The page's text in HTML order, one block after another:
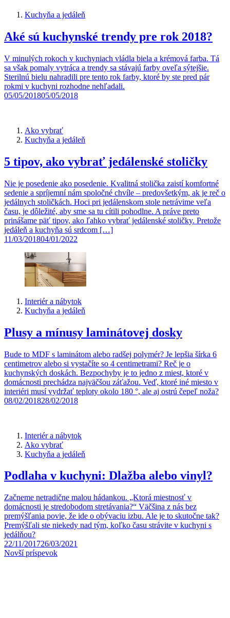
Kuchyňa a jedáleň
Aké sú kuchynské trendy pre rok 2018?
V minulých rokoch v kuchyniach vládla biela a krémová farba. Tá
sa však pomaly vytráca a trendy sa stávajú farby oveľa sýtejšie.
Sterilnú bielu nahradili pre tento rok farby, ktoré by ste pred pár
rokmi v kuchyni rozhodne nehľadali.
05/05/201805/05/2018
Ako vybrať
Kuchyňa a jedáleň
5 tipov, ako vybrať jedálenské stoličky
Nie je posedenie ako posedenie. Kvalitná stolička zaistí komfortné
sedenie a spríjemní nám spoločné chvíle – predovšetkým, ak je reč o
jedálnych stoličkách. Hoci pri jedálenskom stole netrávime veľa
času, je dôležité, aby sme sa tu cítili pohodlne. A práve preto
prinášame päť tipov, ako ľahko vybrať jedálenské stoličky. Pretože
jedáleň a kuchyňa sú srdcom […]
11/03/201804/01/2022
Interiér a nábytok
Kuchyňa a jedáleň
Plusy a mínusy laminátovej dosky
Bude to MDF s laminátom alebo radšej polymér? Je lepšia šírka 6
centimetrov alebo si vystačíte so 4 centimetrami? Reč je o
kuchynských doskách. Bezpochyby je to jedno z miest, ktoré v
domácnosti prechádza najväčšou záťažou. Veď, ktoré iné miesto v
interiéri musí vydržať teploty okolo 180 °, ale aj ostrú čepeľ noža?
08/02/201828/02/2018
Interiér a nábytok
Ako vybrať
Kuchyňa a jedáleň
Podlaha v kuchyni: Dlažba alebo vinyl?
Začneme netradične malou hádankou. „Ktorá miestnosť v
domácnosti je stredobodom stretávania?“ Väčšina z nás bez
premýšľania povie, že ide o obývaciu izbu. Ale je to skutočne tak?
Premýšľali ste niekedy nad tým, koľko času strávite v kuchyni s
jedálňou?
22/11/201726/03/2021
Navigácia
Novší príspevok